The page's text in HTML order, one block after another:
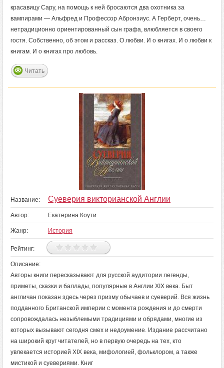
красавицу Сару, на помощь к ней бросаются два охотника за
вампирами — Альфред и Профессор Абронзиус. А Герберт, очень…
нетрадиционно ориентированный сын графа, влюбляется в своего
гостя. Собственно, об этом и рассказ. О любви. И о книгах. И о любви к
книгам. И о книгах про любовь.
Читать
Название: Суеверия викторианской Англии
Автор: Екатерина Коути
Жанр: История
Рейтинг:
Описание:
Авторы книги пересказывают для русской аудитории легенды,
приметы, сказки и баллады, популярные в Англии XIX века. Быт
англичан показан здесь через призму обычаев и суеверий. Вся жизнь
подданного Британской империи с момента рождения и до смерти
сопровождалась незыблемыми традициями и обрядами, многие из
которых вызывают сегодня смех и недоумение. Издание рассчитано
на широкий круг читателей, но в первую очередь на тех, кто
увлекается историей XIX века, мифологией, фольклором, а также
мистикой и суевериями. Книг